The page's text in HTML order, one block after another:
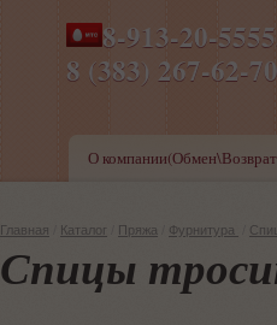
8-913-20-
8 (383) 267-
ПН-ПТ 8-17,СБ-ВС 9-
О
Главная Каталог Пряжа Фурнитура
Спицы